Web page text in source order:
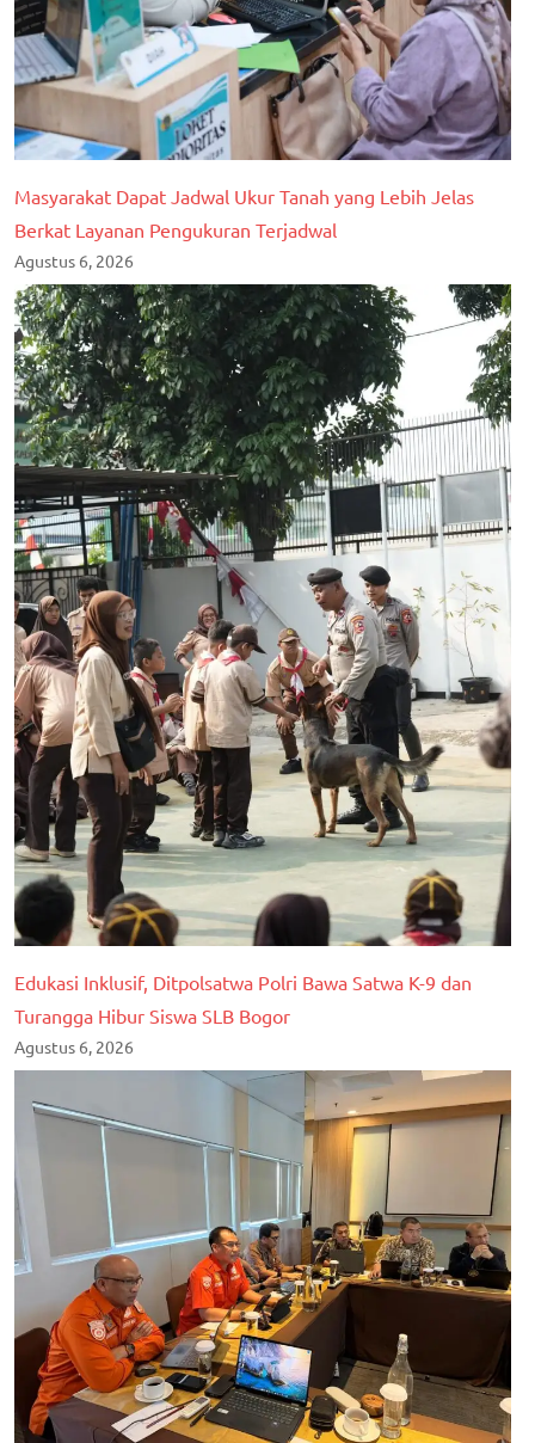
Masyarakat Dapat Jadwal Ukur Tanah yang Lebih Jelas
Berkat Layanan Pengukuran Terjadwal
Agustus 6, 2026
Edukasi Inklusif, Ditpolsatwa Polri Bawa Satwa K-9 dan
Turangga Hibur Siswa SLB Bogor
Agustus 6, 2026